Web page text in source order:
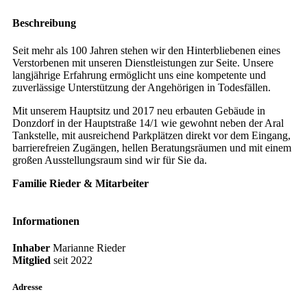
Beschreibung
Seit mehr als 100 Jahren stehen wir den Hinterbliebenen eines
Verstorbenen mit unseren Dienstleistungen zur Seite. Unsere
langjährige Erfahrung ermöglicht uns eine kompetente und
zuverlässige Unterstützung der Angehörigen in Todesfällen.
Mit unserem Hauptsitz und 2017 neu erbauten Gebäude in
Donzdorf in der Hauptstraße 14/1 wie gewohnt neben der Aral
Tankstelle, mit ausreichend Parkplätzen direkt vor dem Eingang,
barrierefreien Zugängen, hellen Beratungsräumen und mit einem
großen Ausstellungsraum sind wir für Sie da.
Familie Rieder & Mitarbeiter
Informationen
Inhaber Marianne Rieder
Mitglied seit 2022
Adresse